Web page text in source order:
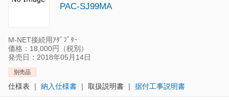
PAC-SJ99MA
M-NET接続用ｱﾀﾞﾌﾟﾀｰ
価格：18,000円（税別）
発売日：2018年05月14日
別売品
仕様表 ｜ 納入仕様書 ｜ 取扱説明書｜ 据付工事説明書